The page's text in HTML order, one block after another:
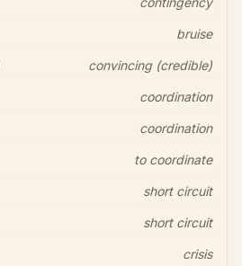
bruise
convincing (credible)
coordination
coordination
to coordinate
short circuit
short circuit
crisis